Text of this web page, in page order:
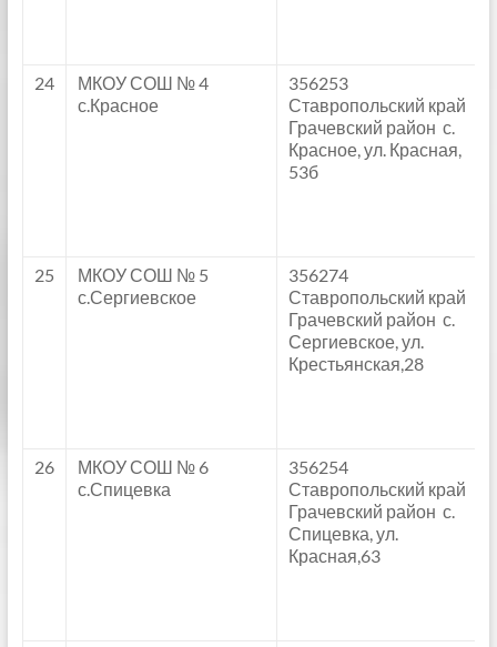
24
МКОУ СОШ № 4
с.Красное
356253
Ставропольский край
Грачевский район с.
Красное, ул. Красная,
53б
25
МКОУ СОШ № 5
с.Сергиевское
356274
Ставропольский край
Грачевский район с.
Сергиевское, ул.
Крестьянская,28
26
МКОУ СОШ № 6
с.Спицевка
356254
Ставропольский край
Грачевский район с.
Спицевка, ул.
Красная,63